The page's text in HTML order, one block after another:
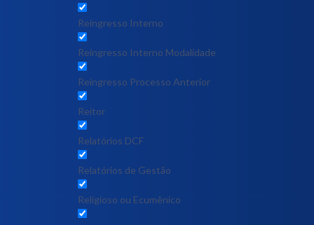
Reingresso Interno
Reingresso Interno Modalidade
Reingresso Processo Anterior
Reitor
Relatórios DCF
Relatórios de Gestão
Religioso ou Ecumênico